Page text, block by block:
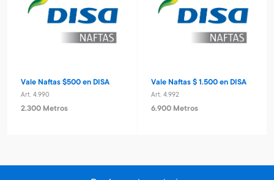
Vale Naftas $500 en DISA
Art. 4.990
2.300 Metros
Vale Naftas $ 1.500 en DISA
Art. 4.992
6.900 Metros